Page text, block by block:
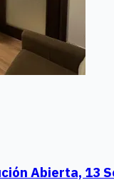
Abierta, 13